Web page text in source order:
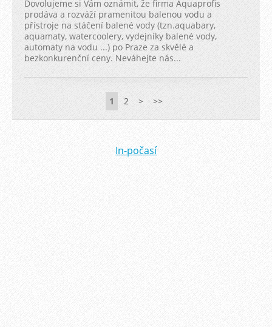
Dovolujeme si Vám oznámit, že firma Aquaprofis
prodáva a rozváží pramenitou balenou vodu a
přístroje na stáčení balené vody (tzn.aquabary,
aquamaty, watercoolery, vydejníky balené vody,
automaty na vodu ...) po Praze za skvělé a
bezkonkurenční ceny. Neváhejte nás...
1 2 > >>
In-počasí